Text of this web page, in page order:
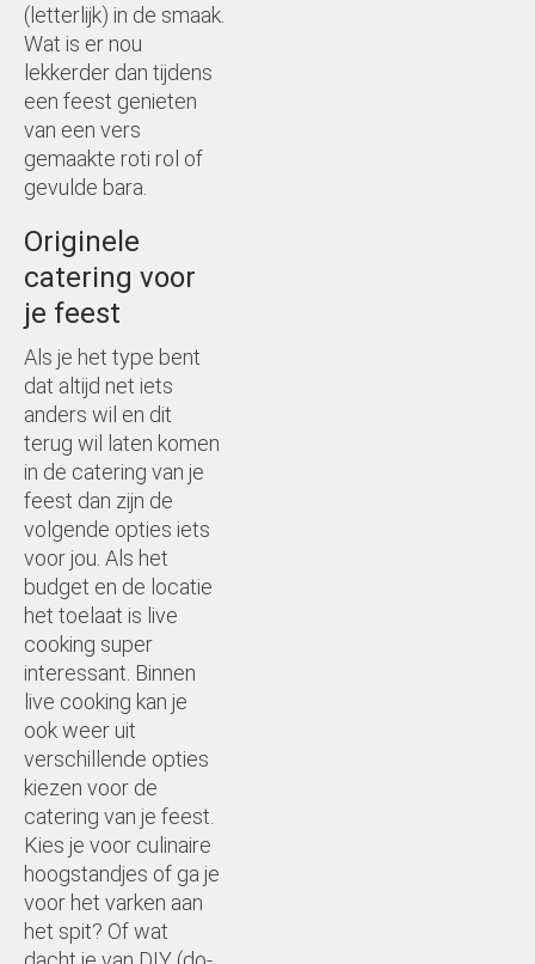
(letterlijk) in de smaak.
Wat is er nou
lekkerder dan tijdens
een feest genieten
van een vers
gemaakte roti rol of
gevulde bara.
Originele
catering voor
je feest
Als je het type bent
dat altijd net iets
anders wil en dit
terug wil laten komen
in de catering van je
feest dan zijn de
volgende opties iets
voor jou. Als het
budget en de locatie
het toelaat is live
cooking super
interessant. Binnen
live cooking kan je
ook weer uit
verschillende opties
kiezen voor de
catering van je feest.
Kies je voor culinaire
hoogstandjes of ga je
voor het varken aan
het spit? Of wat